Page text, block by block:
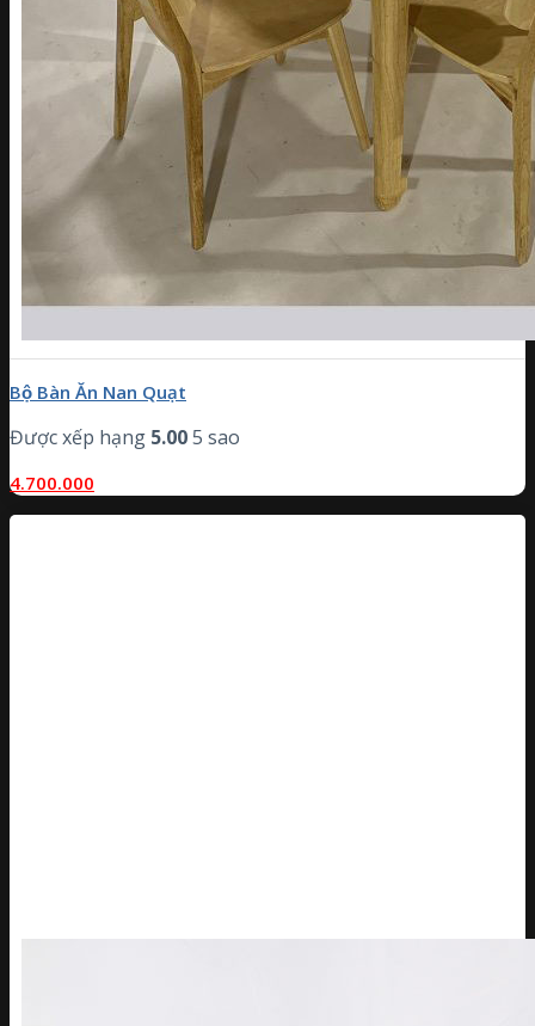
Bộ Bàn Ăn Nan Quạt
Được xếp hạng 5.005 sao
4.700.000